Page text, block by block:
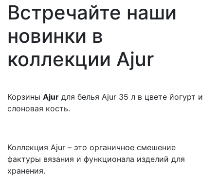
Встречайте наши
новинки в
коллекции Ajur
Корзины Ajur для белья Ajur 35 л в цвете йогурт и
слоновая кость.
Коллекция Ajur – это органичное смешение
фактуры вязания и функционала изделий для
хранения.